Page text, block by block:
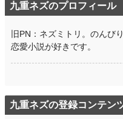
九重ネズのプロフィール
旧PN：ネズミトリ。のんび
恋愛小説が好きです。
九重ネズの登録コンテン